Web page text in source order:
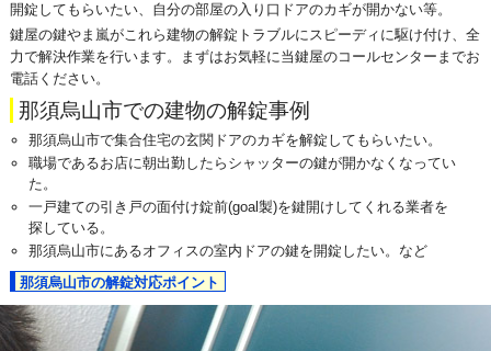
開錠してもらいたい、自分の部屋の入り口ドアのカギが開かない等。
鍵屋の鍵やま嵐がこれら建物の解錠トラブルにスピーディに駆け付け、全
力で解決作業を行います。まずはお気軽に当鍵屋のコールセンターまでお
電話ください。
那須烏山市での建物の解錠事例
那須烏山市で集合住宅の玄関ドアのカギを解錠してもらいたい。
職場であるお店に朝出勤したらシャッターの鍵が開かなくなってい
た。
一戸建ての引き戸の面付け錠前(goal製)を鍵開けしてくれる業者を
探している。
那須烏山市にあるオフィスの室内ドアの鍵を開錠したい。など
那須烏山市の解錠対応ポイント